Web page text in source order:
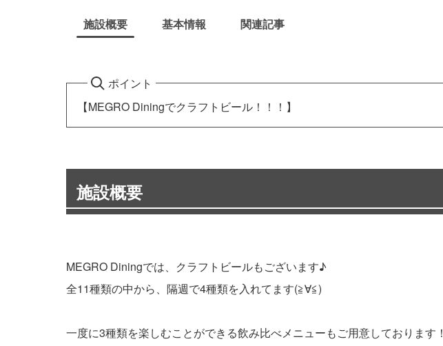
施設概要 基本情報 関連記事
ポイント
【MEGRO Diningでクラフトビール！！！】
施設概要
MEGRO Diningでは、クラフトビールもございます♪
全11種類の中から、隔週で4種類を入れてます(≧∀≦)
一度に3種類を楽しむことができる飲み比べメニューもご用意しております！